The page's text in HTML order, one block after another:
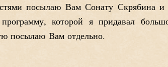
посылаю Вам Сонату
которой я придавал
посылаю Вам отдельно.